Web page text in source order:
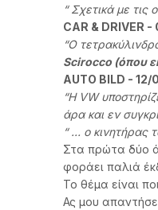
“ Σχετικά με
CAR & DRIVER
“Ο
Scirocco (όπου
AUTO BILD -
“Η VW
άρα και εν
“ … ο κινητήρας
Στα πρώτα δύο
φοράει παλιά
Το θέμα είναι
Ας μου